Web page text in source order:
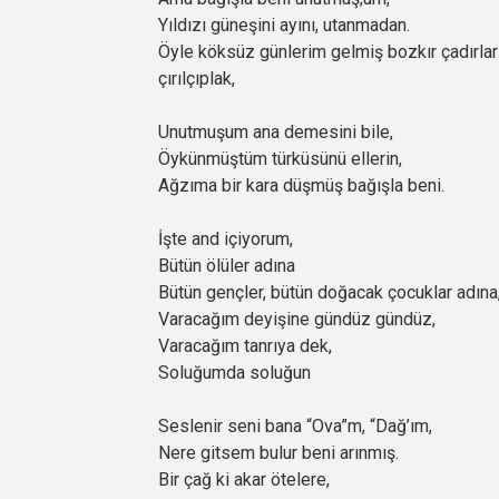
Yıldızı güneşini ayını, utanmadan.
Öyle köksüz günlerim gelmiş bozkır
çırılçıplak,
Unutmuşum ana demesini bile,
Öykünmüştüm türküsünü ellerin,
Ağzıma bir kara düşmüş bağışla beni.
İşte and içiyorum,
Bütün ölüler adına
Bütün gençler, bütün doğacak çocuklar
Varacağım deyişine gündüz gündüz,
Varacağım tanrıya dek,
Soluğumda soluğun
Seslenir seni bana “Ova”m, “Dağ’ım,
Nere gitsem bulur beni arınmış.
Bir çağ ki akar ötelere,